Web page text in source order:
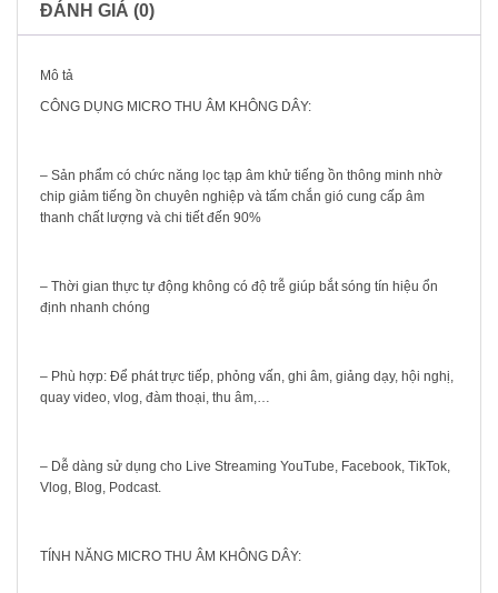
ĐÁNH GIÁ (0)
Mô tả
CÔNG DỤNG MICRO THU ÂM KHÔNG DÂY:
– Sản phẩm có chức năng lọc tạp âm khử tiếng ồn thông minh nhờ
chip giảm tiếng ồn chuyên nghiệp và tấm chắn gió cung cấp âm
thanh chất lượng và chi tiết đến 90%
– Thời gian thực tự động không có độ trễ giúp bắt sóng tín hiệu ổn
định nhanh chóng
– Phù hợp: Để phát trực tiếp, phỏng vấn, ghi âm, giảng dạy, hội nghị,
quay video, vlog, đàm thoại, thu âm,…
– Dễ dàng sử dụng cho Live Streaming YouTube, Facebook, TikTok,
Vlog, Blog, Podcast.
TÍNH NĂNG MICRO THU ÂM KHÔNG DÂY: